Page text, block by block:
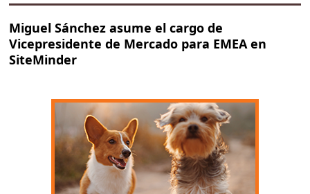
Miguel Sánchez asume el cargo de
Vicepresidente de Mercado para EMEA en
SiteMinder